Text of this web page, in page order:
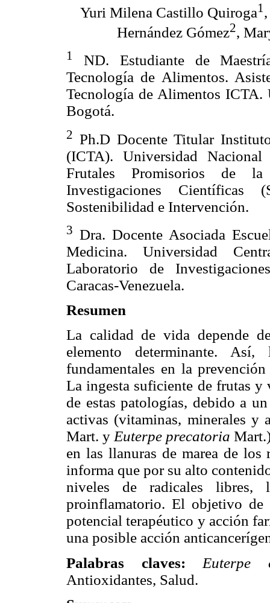
Yuri Milena Castillo Quiroga1
Hernández Gómez2,
1
ND. Estudiante de
Tecnología de Alimentos.
Tecnología de Alimentos ICTA.
Bogotá.
2 Ph.D Docente Titular
(ICTA). Universidad
Frutales Promisorios de
Investigaciones Científicas
Sostenibilidad e Intervención.
3 Dra. Docente Asociada
Medicina. Universidad
Laboratorio de
Caracas-Venezuela.
Resumen
La calidad de vida depende
elemento determinante.
fundamentales en la
La ingesta suficiente de frutas
de estas patologías, debido a
activas (vitaminas, minerales y
Mart. yEuterpe precatoria
en las llanuras de marea de
informa que por su alto
niveles de radicales
proinflamatorio. El objetivo
potencial terapéutico y acción
una posible acción
Palabras claves: Euterpe
Antioxidantes, Salud.